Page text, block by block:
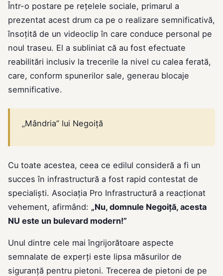
Într-o postare pe rețelele sociale, primarul a
prezentat acest drum ca pe o realizare semnificativă,
însoțită de un videoclip în care conduce personal pe
noul traseu. El a subliniat că au fost efectuate
reabilitări inclusiv la trecerile la nivel cu calea ferată,
care, conform spunerilor sale, generau blocaje
semnificative.
„Mândria” lui Negoiță
Cu toate acestea, ceea ce edilul consideră a fi un
succes în infrastructură a fost rapid contestat de
specialiști. Asociația Pro Infrastructură a reacționat
vehement, afirmând: „Nu, domnule Negoiță, acesta
NU este un bulevard modern!”
Unul dintre cele mai îngrijorătoare aspecte
semnalate de experți este lipsa măsurilor de
siguranță pentru pietoni. Trecerea de pietoni de pe